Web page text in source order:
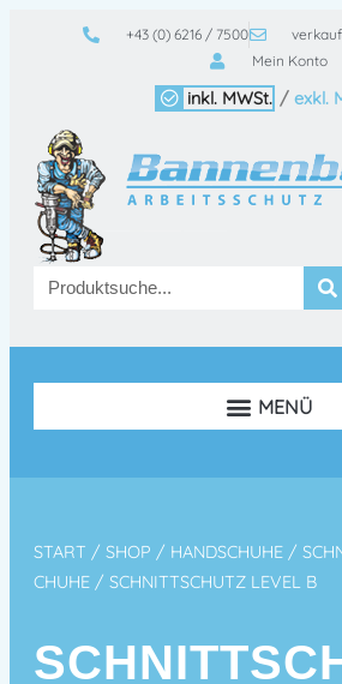
+43 (0) 6216 / 7500
Mein Konto
inkl. MWSt. / exkl.
START / SHOP / HANDSCHUHE /
CHUHE / SCHNITTSCHUTZ LEVEL B